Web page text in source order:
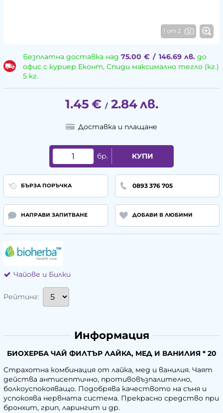
1 от 2
Безплатна доставка над 75.00 € / 146.69 лв.до
офис с куриер Еконт, Спиди максимално тегло (кг.)
5 кг.
1.45 € / 2.84лв.
Доставка и плащане
бр. КУПИ
БЪРЗА ПОРЪЧКА 0893 376 705
НАПРАВИ ЗАПИТВАНЕ ДОБАВИ В ЛЮБИМИ
Чайове и Билки
Рейтинг:
Информация
БИОХЕРБА ЧАЙ ФИЛТЪР ЛАЙКА, МЕД И ВАНИЛИЯ * 20
Страхотна комбинация от лайка, мед и ванилия. Чаят
действа антисептично, противовъзпалително,
болкоуспокояващо. Подобрява качеството на съня и
успокоява нервната система. Прекрасно средство при
бронхит, грип, ларингит и др.